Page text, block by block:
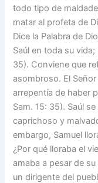
todo tipo de
matar al profeta de
Dice la Palabra de
Saúl en toda su vida;
35). Conviene que
asombroso. El
arrepentía de haber
Sam. 15: 35). Saúl
caprichoso y
embargo, Samuel
¿Por qué lloraba el
amaba a pesar de
un dirigente del